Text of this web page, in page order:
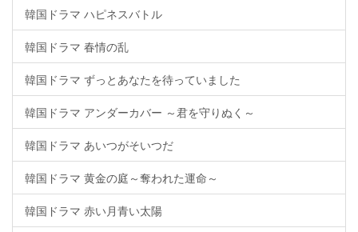
韓国ドラマ ハピネスバトル
韓国ドラマ 春情の乱
韓国ドラマ ずっとあなたを待っていました
韓国ドラマ アンダーカバー ～君を守りぬく～
韓国ドラマ あいつがそいつだ
韓国ドラマ 黄金の庭～奪われた運命～
韓国ドラマ 赤い月青い太陽